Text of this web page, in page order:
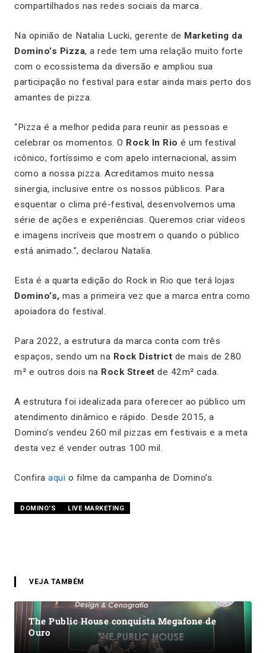
compartilhados nas redes sociais da marca.
Na opinião de Natalia Lucki, gerente de Marketing da
Domino’s Pizza, a rede tem uma relação muito forte
com o ecossistema da diversão e ampliou sua
participação no festival para estar ainda mais perto dos
amantes de pizza.
“Pizza é a melhor pedida para reunir as pessoas e
celebrar os momentos. O Rock In Rio é um festival
icônico, fortíssimo e com apelo internacional, assim
como a nossa pizza. Acreditamos muito nessa
sinergia, inclusive entre os nossos públicos. Para
esquentar o clima pré-festival, desenvolvemos uma
série de ações e experiências. Queremos criar vídeos
e imagens incríveis que mostrem o quando o público
está animado.”, declarou Natalia.
Esta é a quarta edição do Rock in Rio que terá lojas
Domino’s, mas a primeira vez que a marca entra como
apoiadora do festival.
Para 2022, a estrutura da marca conta com três
espaços, sendo um na Rock District de mais de 280
m² e outros dois na Rock Street de 42m² cada.
A estrutura foi idealizada para oferecer ao público um
atendimento dinâmico e rápido. Desde 2015, a
Domino’s vendeu 260 mil pizzas em festivais e a meta
desta vez é vender outras 100 mil.
Confira aqui o filme da campanha de Domino’s.
DOMINO'S LIVE MARKETING
VEJA TAMBÉM
The Public House conquista Megafone de
Ouro